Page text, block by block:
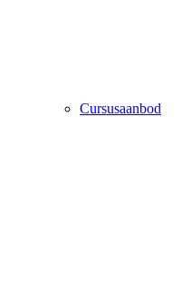
Cursusaanbod